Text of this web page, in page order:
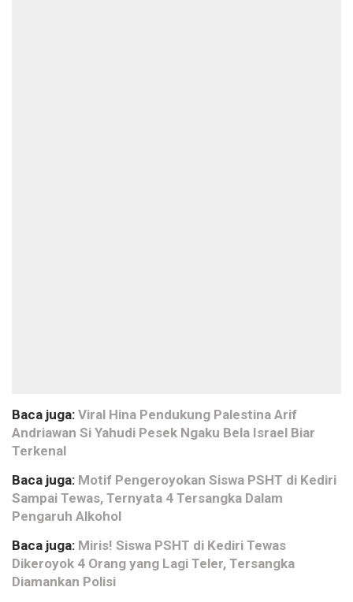
Baca juga: Viral Hina Pendukung Palestina Arif
Andriawan Si Yahudi Pesek Ngaku Bela Israel Biar
Terkenal
Baca juga: Motif Pengeroyokan Siswa PSHT di Kediri
Sampai Tewas, Ternyata 4 Tersangka Dalam
Pengaruh Alkohol
Baca juga: Miris! Siswa PSHT di Kediri Tewas
Dikeroyok 4 Orang yang Lagi Teler, Tersangka
Diamankan Polisi